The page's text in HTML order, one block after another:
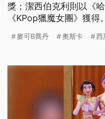
獎；潔西伯克利則以《
《KPop獵魔女團》獲得。
麥可B喬丹 奧斯卡 西